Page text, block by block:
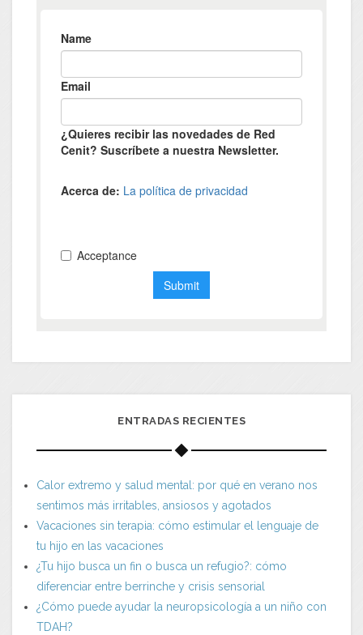
ENTRADAS RECIENTES
Calor extremo y salud mental: por qué en verano nos
sentimos más irritables, ansiosos y agotados
Vacaciones sin terapia: cómo estimular el lenguaje de
tu hijo en las vacaciones
¿Tu hijo busca un fin o busca un refugio?: cómo
diferenciar entre berrinche y crisis sensorial
¿Cómo puede ayudar la neuropsicología a un niño con
TDAH?